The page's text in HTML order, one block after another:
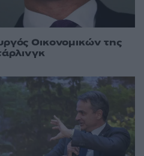
Οικονομικών της